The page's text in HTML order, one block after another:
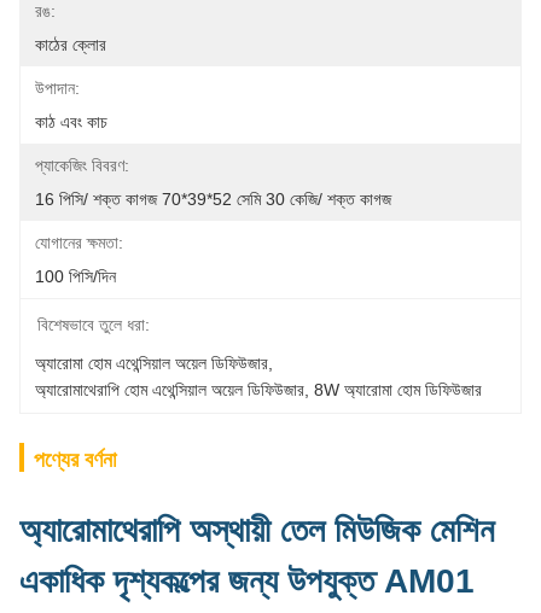
রঙ:
কাঠের ক্লোর
উপাদান:
কাঠ এবং কাচ
প্যাকেজিং বিবরণ:
16 পিসি/ শক্ত কাগজ 70*39*52 সেমি 30 কেজি/ শক্ত কাগজ
যোগানের ক্ষমতা:
100 পিসি/দিন
বিশেষভাবে তুলে ধরা:
অ্যারোমা হোম এথেন্সিয়াল অয়েল ডিফিউজার
অ্যারোমাথেরাপি হোম এথেন্সিয়াল অয়েল ডিফিউজার 8W অ্যারোমা হোম ডিফিউজার
পণ্যের বর্ণনা
অ্যারোমাথেরাপি অস্থায়ী তেল মিউজিক মেশিন
একাধিক দৃশ্যকল্পের জন্য উপযুক্ত AM01